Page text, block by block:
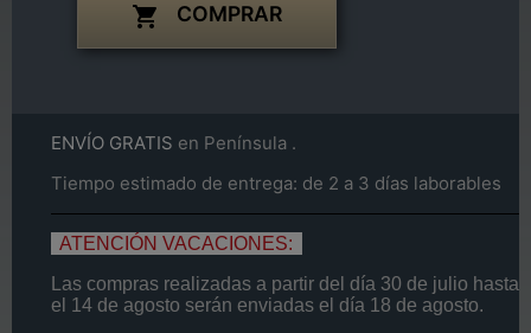
 COMPRAR
ENVÍO GRATIS en Península .
Tiempo estimado de entrega: de 2 a 3 días laborables
ATENCIÓN VACACIONES:
Las compras realizadas a partir del día 30 de julio hasta
el 14 de agosto serán enviadas el día 18 de agosto.